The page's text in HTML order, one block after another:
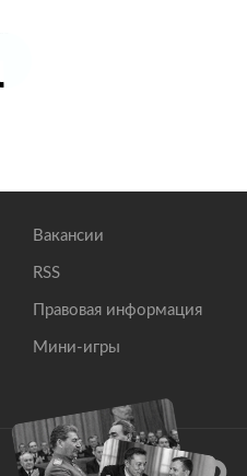
Вакансии
RSS
Правовая информация
Мини-игры